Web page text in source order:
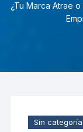
¿Tu Marca Atrae
Sin categoría